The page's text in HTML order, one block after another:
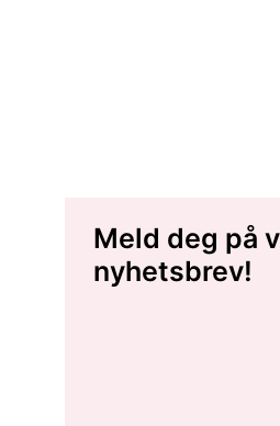
Meld deg på
nyhetsbrev!